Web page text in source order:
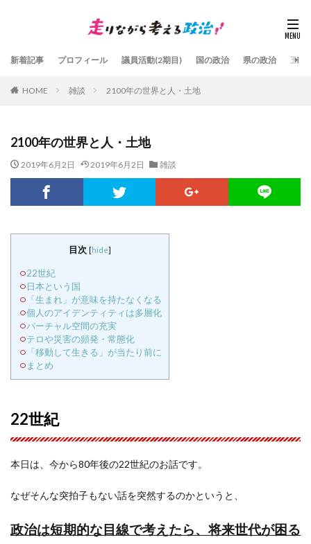
新着記事 プロフィール 議員活動(2期目) 国の政治 県の政治 五島
HOME 雑談 2100年の世界と人・土地
2100年の世界と人・土地
2019年6月2日 2019年6月2日 雑談
目次 [hide]
22世紀
日本という国
「生まれ」が意味を持たなくなる
個人のアイデンティティは多層化
バーチャル空間の充実
テロや災害の頻発・常態化
「移動して生きる」が当たり前に
まとめ
22世紀
本日は、今から80年後の22世紀のお話です。
なぜそんな突拍子もない話を突然するのかというと、
政治は短期的な目線で考えたら、将来世代が困る